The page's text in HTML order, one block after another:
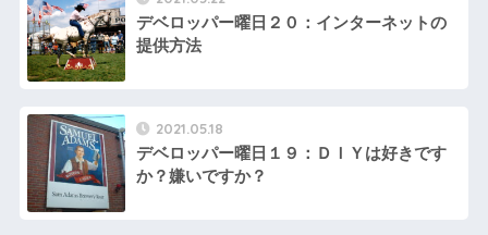
デベロッパー曜日２０：インターネットの
提供方法
2021.05.18
デベロッパー曜日１９：ＤＩＹは好きです
か？嫌いですか？